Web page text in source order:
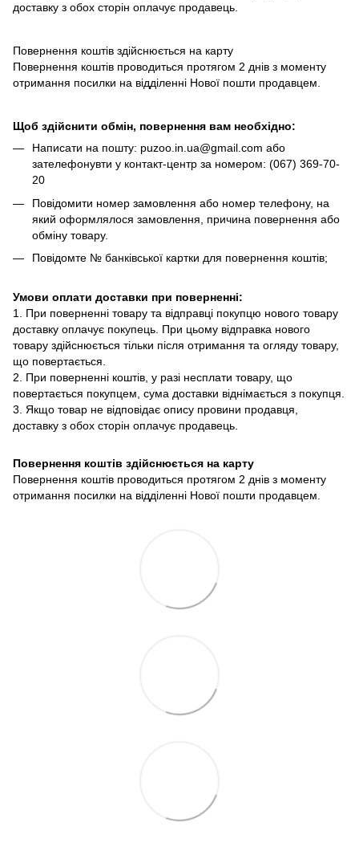
доставку з обох сторін оплачує продавець.
Повернення коштів здійснюється на карту
Повернення коштів проводиться протягом 2 днів з моменту
отримання посилки на відділенні Нової пошти продавцем.
Щоб здійснити обмін, повернення вам необхідно:
Написати на пошту: puzoo.in.ua@gmail.com або
зателефонувти у контакт-центр за номером: (067) 369-70-
20
Повідомити номер замовлення або номер телефону, на
який оформлялося замовлення, причина повернення або
обміну товару.
Повідомте № банківської картки для повернення коштів;
Умови оплати доставки при поверненні:
1. При поверненні товару та відправці покупцю нового товару
доставку оплачує покупець. При цьому відправка нового
товару здійснюється тільки після отримання та огляду товару,
що повертається.
2. При поверненні коштів, у разі несплати товару, що
повертається покупцем, сума доставки віднімається з покупця.
3. Якщо товар не відповідає опису провини продавця,
доставку з обох сторін оплачує продавець.
Повернення коштів здійснюється на карту
Повернення коштів проводиться протягом 2 днів з моменту
отримання посилки на відділенні Нової пошти продавцем.